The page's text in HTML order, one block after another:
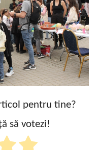
pentru tine?
să votezi!